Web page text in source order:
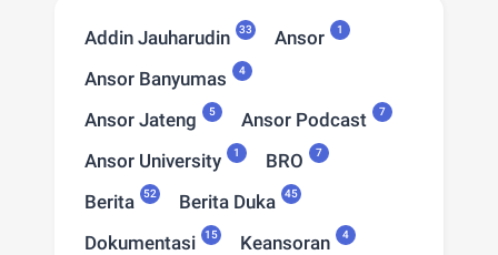
Addin Jauharudin 33 Ansor 1
Ansor Banyumas 4
Ansor Jateng 5 Ansor Podcast 7
Ansor University 1 BRO 7
Berita 52 Berita Duka 45
Dokumentasi 15 Keansoran 4